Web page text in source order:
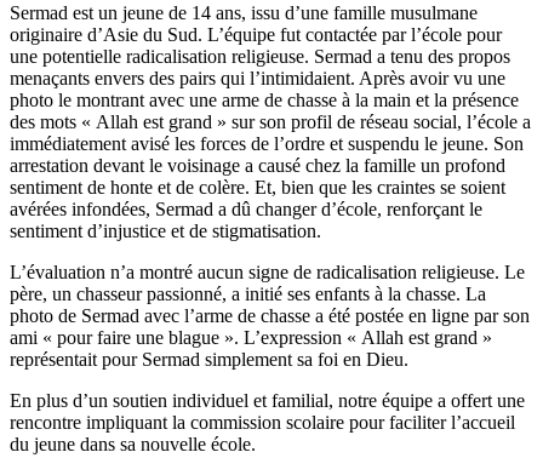
Sermad est un jeune de 14 ans, issu d’une famille musulmane
originaire d’Asie du Sud. L’équipe fut contactée par l’école pour
une potentielle radicalisation religieuse. Sermad a tenu des propos
menaçants envers des pairs qui l’intimidaient. Après avoir vu une
photo le montrant avec une arme de chasse à la main et la présence
des mots « Allah est grand » sur son profil de réseau social, l’école a
immédiatement avisé les forces de l’ordre et suspendu le jeune. Son
arrestation devant le voisinage a causé chez la famille un profond
sentiment de honte et de colère. Et, bien que les craintes se soient
avérées infondées, Sermad a dû changer d’école, renforçant le
sentiment d’injustice et de stigmatisation.
L’évaluation n’a montré aucun signe de radicalisation religieuse. Le
père, un chasseur passionné, a initié ses enfants à la chasse. La
photo de Sermad avec l’arme de chasse a été postée en ligne par son
ami « pour faire une blague ». L’expression « Allah est grand »
représentait pour Sermad simplement sa foi en Dieu.
En plus d’un soutien individuel et familial, notre équipe a offert une
rencontre impliquant la commission scolaire pour faciliter l’accueil
du jeune dans sa nouvelle école.